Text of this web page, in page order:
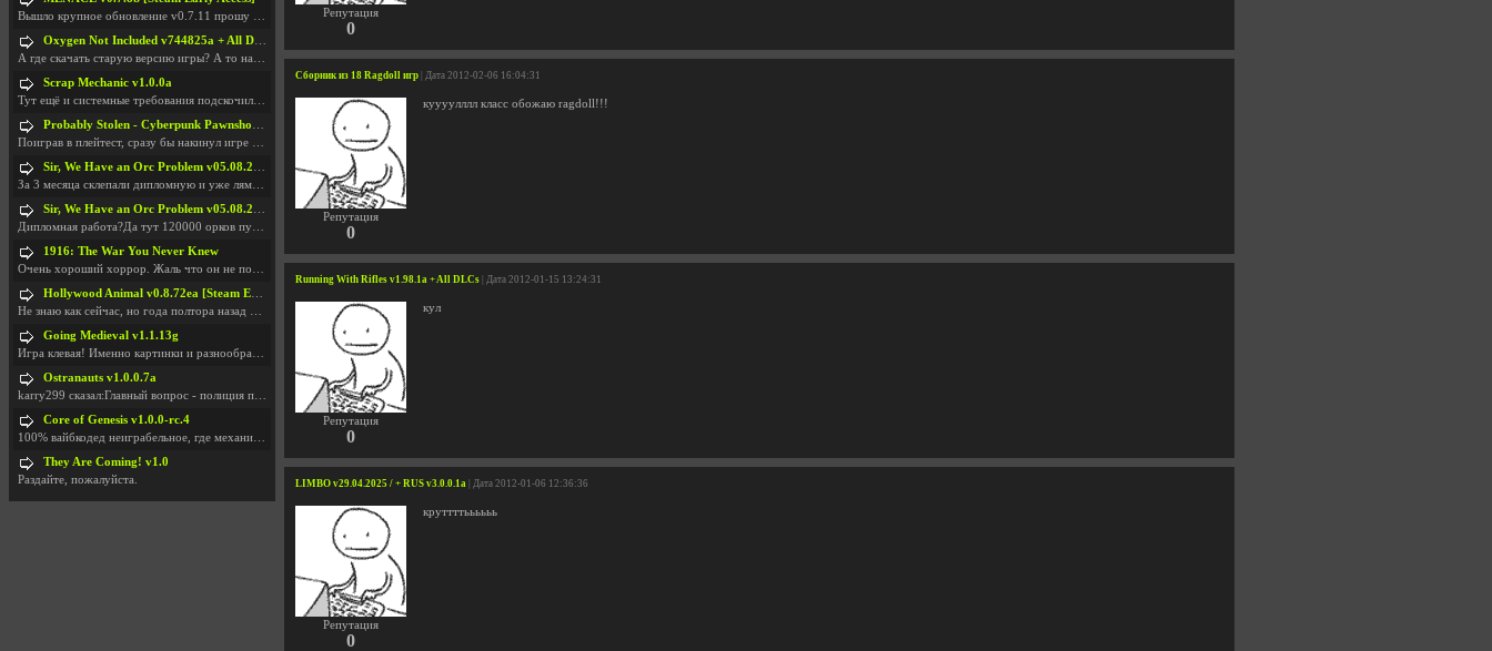
Репутация
0
Сборник из 18 Ragdoll игр | Дата 2012-02-06 16:04:31
Репутация
0
куууулллл класс обожаю ragdoll!!!
Running With Rifles v1.98.1a + All DLCs | Дата 2012-01-15 13:24:31
Репутация
0
кул
LIMBO v29.04.2025 / + RUS v3.0.0.1a | Дата 2012-01-06 12:36:36
Репутация
0
круттттьььььь
Вышло крупное обновление v0.7.11 прошу обновить
Oxygen Not Included v744825a + All DLC
А где скачать старую версию игры? А то на новой но
Scrap Mechanic v1.0.0a
Тут ещё и системные требования подскочили. Если не
Probably Stolen - Cyberpunk Pawnshop Simulator v048c [Playtest]
Поиграв в плейтест, сразу бы накинул игре наивысши
Sir, We Have an Orc Problem v05.08.2026
За 3 месяца склепали дипломную и уже лям двести ба
Sir, We Have an Orc Problem v05.08.2026
Дипломная работа?Да тут 120000 орков путь выбирают
1916: The War You Never Knew
Очень хороший хоррор. Жаль что он не получил должн
Hollywood Animal v0.8.72ea [Steam Early Access]
Не знаю как сейчас, но года полтора назад игра был
Going Medieval v1.1.13g
Игра клевая! Именно картинки и разнообразия в стро
Ostranauts v1.0.0.7a
karry299 сказал:Главный вопрос - полиция по-прежне
Core of Genesis v1.0.0-rc.4
100% вайбкодед неиграбельное, где механики знает т
They Are Coming! v1.0
Раздайте, пожалуйста.